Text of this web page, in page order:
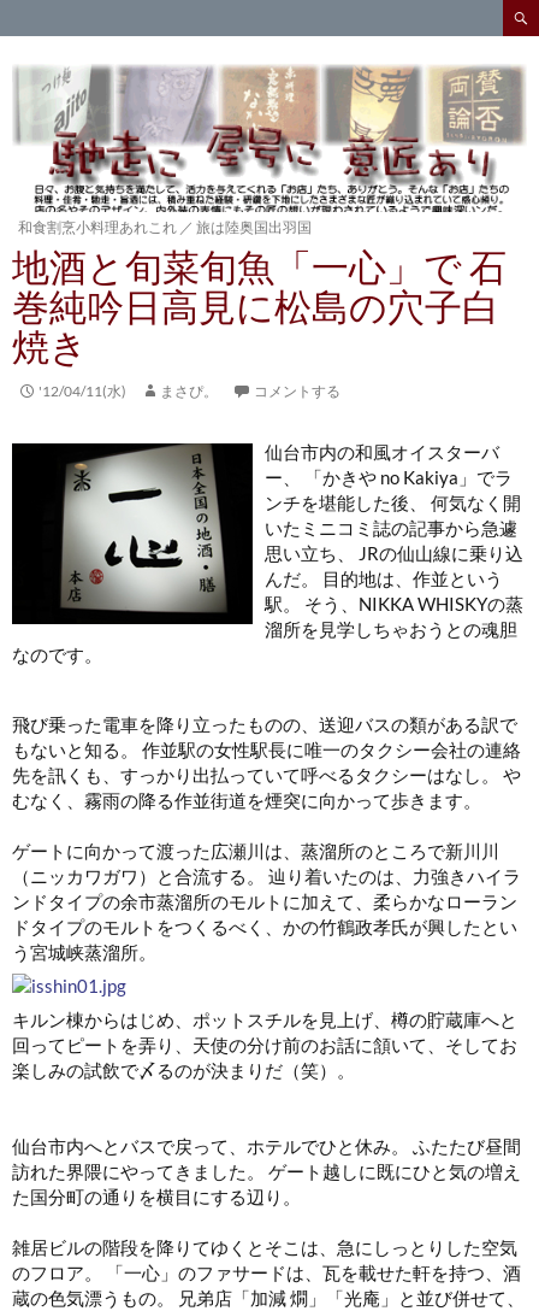
索
ン
ツ
キ
ッ
プ
和食割烹小料理あれこれ ／ 旅は陸奥国出羽国
地酒と旬菜旬魚「一心」で 石
巻純吟日高見に松島の穴子白
焼き
'12/04/11(水) まさぴ。 コメントする
仙台市内の和風オイスターバ
ー、 「かきや no Kakiya」でラ
ンチを堪能した後、 何気なく開
いたミニコミ誌の記事から急遽
思い立ち、 JRの仙山線に乗り込
んだ。 目的地は、作並という
駅。 そう、NIKKA WHISKYの蒸
溜所を見学しちゃおうとの魂胆
なのです。
飛び乗った電車を降り立ったものの、送迎バスの類がある訳で
もないと知る。 作並駅の女性駅長に唯一のタクシー会社の連絡
先を訊くも、すっかり出払っていて呼べるタクシーはなし。 や
むなく、霧雨の降る作並街道を煙突に向かって歩きます。
ゲートに向かって渡った広瀬川は、蒸溜所のところで新川川
（ニッカワガワ）と合流する。 辿り着いたのは、力強きハイラ
ンドタイプの余市蒸溜所のモルトに加えて、柔らかなローラン
ドタイプのモルトをつくるべく、かの竹鶴政孝氏が興したとい
う宮城峡蒸溜所。
キルン棟からはじめ、ポットスチルを見上げ、樽の貯蔵庫へと
回ってピートを弄り、天使の分け前のお話に頷いて、そしてお
楽しみの試飲で〆るのが決まりだ（笑）。
仙台市内へとバスで戻って、ホテルでひと休み。 ふたたび昼間
訪れた界隈にやってきました。 ゲート越しに既にひと気の増え
た国分町の通りを横目にする辺り。
雑居ビルの階段を降りてゆくとそこは、急にしっとりした空気
のフロア。 「一心」のファサードは、瓦を載せた軒を持つ、酒
蔵の色気漂うもの。 兄弟店「加減 燗」「光庵」と並び併せて、